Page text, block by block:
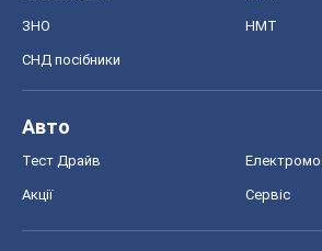
ЗНО НМТ
СНД посібники
Авто
Тест Драйв
Акції Сервіс